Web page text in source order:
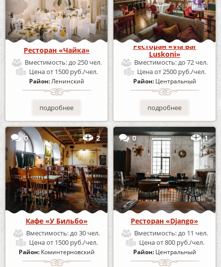
Ресторан «Чайка»
Вместимость:до 250 чел.
Ценаот 1500 руб./чел.
Район:Ленинский
подробнее
Ресторан «Via Bar
Luskoni»
Вместимость:до 72 чел.
Ценаот 2500 руб./чел.
Район: Центральный
подробнее
0 2
Кафе «У Бильбо»
Вместимость:до 30 чел.
Ценаот 1500 руб./чел.
Район: Коминтерновский
0 1
Ресторан «Django»
Вместимость:до 11 чел.
Ценаот 800 руб./чел.
Район: Центральный